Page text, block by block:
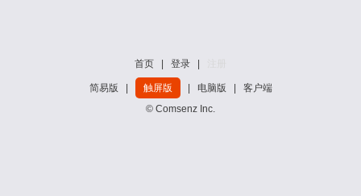
首页 登录
简易版 触屏版 电脑版
客户端
© Comsenz Inc.